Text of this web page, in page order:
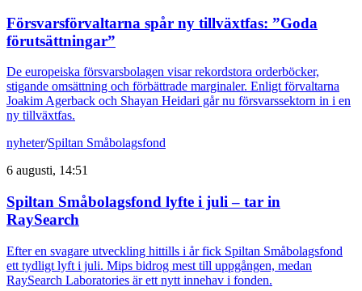
Försvarsförvaltarna spår ny tillväxtfas: ”Goda
förutsättningar”
De europeiska försvarsbolagen visar rekordstora orderböcker,
stigande omsättning och förbättrade marginaler. Enligt förvaltarna
Joakim Agerback och Shayan Heidari går nu försvarssektorn in i en
ny tillväxtfas.
nyheter/Spiltan Småbolagsfond
6 augusti, 14:51
Spiltan Småbolagsfond lyfte i juli – tar in
RaySearch
Efter en svagare utveckling hittills i år fick Spiltan Småbolagsfond
ett tydligt lyft i juli. Mips bidrog mest till uppgången, medan
RaySearch Laboratories är ett nytt innehav i fonden.